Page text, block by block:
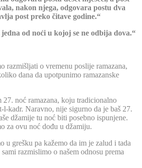
nakon njega, odgovara postu dva
post preko čitave godine.“
od noći u kojoj se ne odbija dova.“
razmišljati o vremenu poslije ramazana,
dana da upotpunimo ramazanske
27. noć ramazana, koju tradicionalno
kadr. Naravno, nije sigurno da je baš 27.
džamije tu noć biti posebno ispunjene.
za ovu noć dođu u džamiju.
u grešku pa kažemo da im je zalud i tada
razmislimo o našem odnosu prema